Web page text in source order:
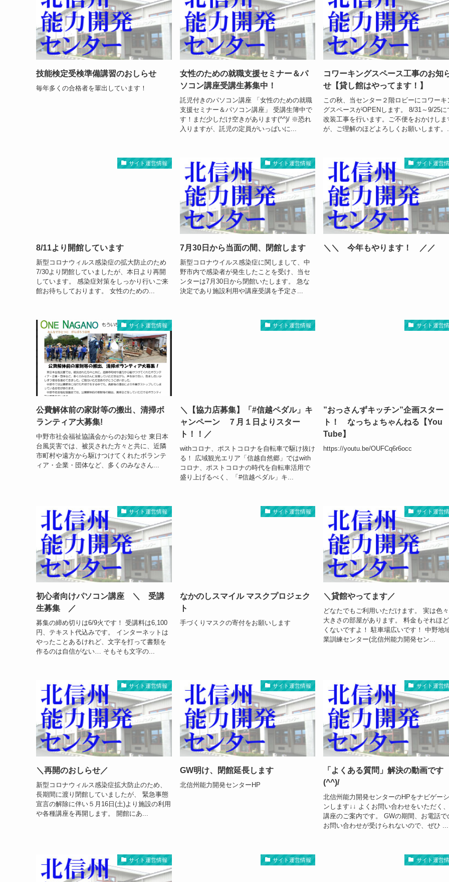
技能検定受検準備講習のおしらせ
毎年多くの合格者を輩出しています！
女性のための就職支援セミナー＆パ
ソコン講座受講生募集中！
託児付きのパソコン講座 「女性のための就職
支援セミナー＆パソコン講座」 受講生簿中で
す！まだ少しだけ空きがあります(^^)/ ※恐れ
入りますが、託児の定員がいっぱいに...
コワーキングスペース工事のお知
せ【貸し館はやってます！】
この秋、当センター２階ロビーにコワーキ
グスペースがOPENします。 8/31～9/25に
改装工事を行います。ご不便をおかけしま
が、ご理解のほどよろしくお願いします。
サイト運営情報
8/11より開館しています
新型コロナウィルス感染症の拡大防止のため
7/30より閉館していましたが、本日より再開
しています。 感染症対策をしっかり行いご来
館お待ちしております。 女性のための...
サイト運営情報
7月30日から当面の間、閉館します
新型コロナウイルス感染症に関しまして、中
野市内で感染者が発生したことを受け、当セ
ンターは7月30日から閉館いたします。 急な
決定であり施設利用や講座受講を予定さ...
サイト運営
＼＼ 今年もやります！ ／／
サイト運営情報
公費解体前の家財等の搬出、清掃ボ
ランティア大募集!
中野市社会福祉協議会からのお知らせ 東日本
台風災害では、被災された方々と共に、近隣
市町村や遠方から駆けつけてくれたボランテ
ィア・企業・団体など、多くのみなさん...
サイト運営情報
＼【協力店募集】「#信越ペダル」キ
ャンペーン ７月１日よりスター
ト！！／
withコロナ、ポストコロナを自転車で駆け抜け
る！ 広域観光エリア「信越自然郷」ではwith
コロナ、ポストコロナの時代を自転車活用で
盛り上げるべく、「#信越ペダル」キ...
サイト運営
”おっさんずキッチン”企画スター
ト！ なっちょちゃんねる【You
Tube】
https://youtu.be/OUFCq6r6occ
サイト運営情報
初心者向けパソコン講座 ＼ 受講
生募集 ／
募集の締め切りは6/9火です！ 受講料は6,100
円、テキスト代込みです。 インターネットは
やったことあるけれど、文字を打って書類を
作るのは自信がない… そもそも文字の...
サイト運営情報
なかのしスマイル マスクプロジェク
ト
手づくりマスクの寄付をお願いします
サイト運営
＼貸館やってます／
どなたでもご利用いただけます。 実は色
大きさの部屋があります。 料金もそれほ
くないですよ！ 駐車場広いです！ 中野地
業訓練センター(北信州能力開発セン...
サイト運営情報
＼再開のおしらせ／
新型コロナウィルス感染症拡大防止のため、
長期間に渡り閉館していましたが、 緊急事態
宣言の解除に伴い５月16日(土)より施設の利用
や各種講座を再開します。 開館にあ...
サイト運営情報
GW明け、閉館延長します
北信州能力開発センターHP
サイト運営
「よくある質問」解決の動画です
(^^)/
北信州能力開発センターのHPをナビゲー
ンします↓↓ よくお問い合わせをいただく
講座のご案内です。 GWの期間、お電話で
お問い合わせが受けられないので、ぜひ ...
サイト運営情報 サイト運営情報 サイト運営